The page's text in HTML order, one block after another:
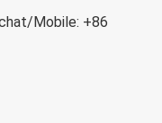
Mobile: +86